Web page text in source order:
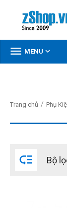
 MENU 
Trang chủ / Phụ
 Bộ